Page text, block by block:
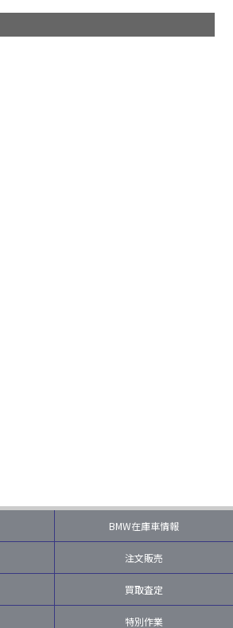
BMW在庫車情報
注文販売
買取査定
特別作業